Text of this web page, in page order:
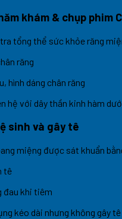
khám & chụp phim
tổng thể sức khỏe răng
răng
hình dáng chân răng
hệ với dây thần kinh hàm
sinh và gây tê
miệng được sát khuẩn
tê
đau khi tiêm
kéo dài nhưng không gây